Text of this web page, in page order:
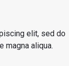
elit, sed do
magna aliqua.